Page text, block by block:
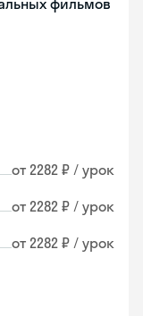
фильмов
от 2282 ₽ / урок
от 2282 ₽ / урок
от 2282 ₽ / урок